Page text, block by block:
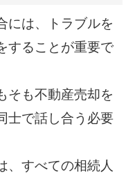
には、トラブルを
することが重要で
そも不動産売却を
士で話し合う必要
、すべての相続人